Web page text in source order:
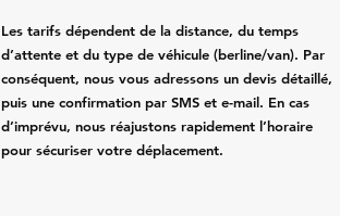
Les tarifs dépendent de la distance, du temps
d’attente et du type de véhicule (berline/van). Par
conséquent, nous vous adressons un devis détaillé,
puis une confirmation par SMS et e-mail. En cas
d’imprévu, nous réajustons rapidement l’horaire
pour sécuriser votre déplacement.